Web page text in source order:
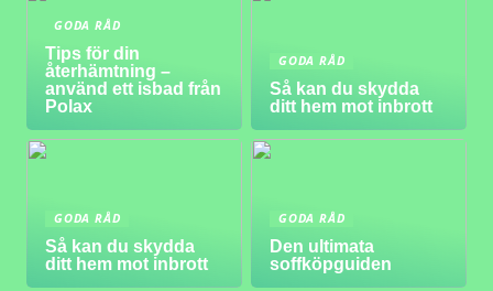
GODA RÅD
Tips för din
återhämtning –
använd ett isbad från
Polax
GODA RÅD
Så kan du skydda
ditt hem mot inbrott
GODA RÅD
Så kan du skydda
ditt hem mot inbrott
GODA RÅD
Den ultimata
soffköpguiden